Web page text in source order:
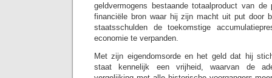
geldvermogens bestaande totaalproduct van
financiële bron waar hij zijn macht uit put door
staatsschulden de toekomstige
economie te verpanden.
Met zijn eigendomsorde en het geld dat hij
staat kennelijk een vrijheid, waarvan de